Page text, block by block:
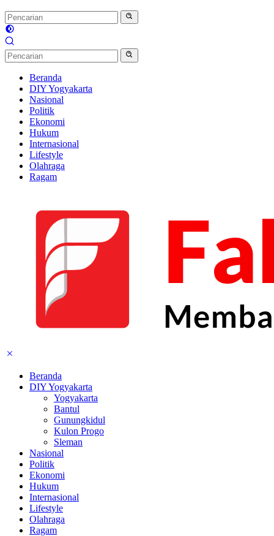
Beranda
DIY Yogyakarta
Nasional
Politik
Ekonomi
Hukum
Internasional
Lifestyle
Olahraga
Ragam
Beranda
DIY Yogyakarta
Yogyakarta
Bantul
Gunungkidul
Kulon Progo
Sleman
Nasional
Politik
Ekonomi
Hukum
Internasional
Lifestyle
Olahraga
Ragam